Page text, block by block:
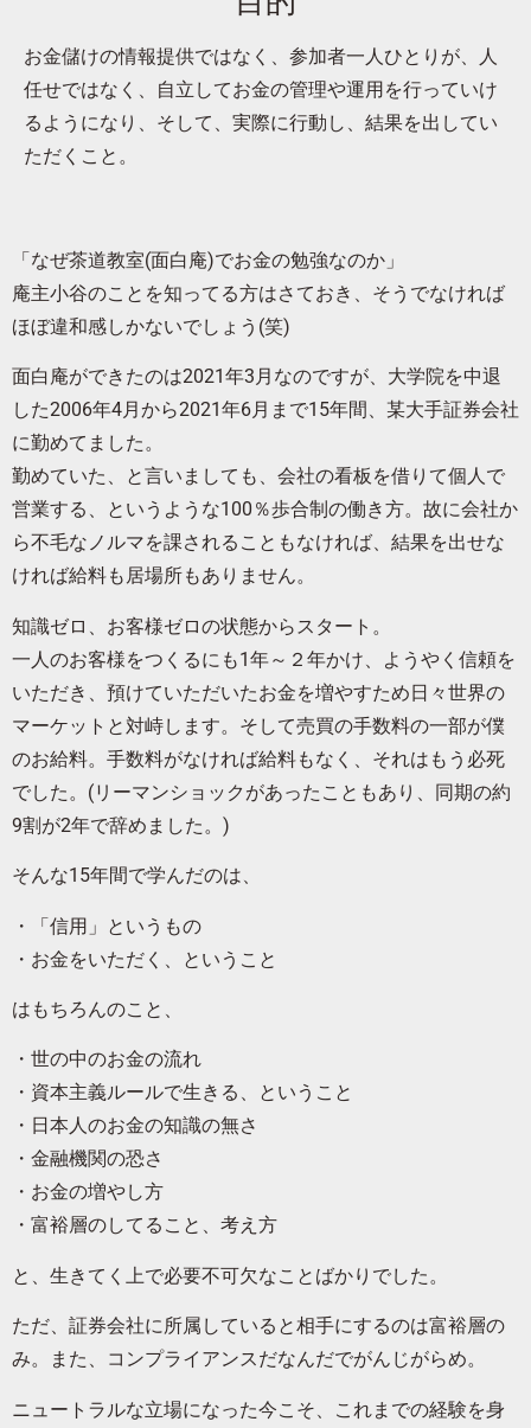
お金儲けの情報提供ではなく、参加者一人ひとりが、人
任せではなく、自立してお金の管理や運用を行っていけ
るようになり、そして、実際に行動し、結果を出してい
ただくこと。
「なぜ茶道教室(面白庵)でお金の勉強なのか」
庵主小谷のことを知ってる方はさておき、そうでなければ
ほぼ違和感しかないでしょう(笑)
面白庵ができたのは2021年3月なのですが、大学院を中退
した2006年4月から2021年6月まで15年間、某大手証券会社
に勤めてました。
勤めていた、と言いましても、会社の看板を借りて個人で
営業する、というような100％歩合制の働き方。故に会社か
ら不毛なノルマを課されることもなければ、結果を出せな
ければ給料も居場所もありません。
知識ゼロ、お客様ゼロの状態からスタート。
一人のお客様をつくるにも1年～２年かけ、ようやく信頼を
いただき、預けていただいたお金を増やすため日々世界の
マーケットと対峙します。そして売買の手数料の一部が僕
のお給料。手数料がなければ給料もなく、それはもう必死
でした。(リーマンショックがあったこともあり、同期の約
9割が2年で辞めました。)
そんな15年間で学んだのは、
・「信用」というもの
・お金をいただく、ということ
はもちろんのこと、
・世の中のお金の流れ
・資本主義ルールで生きる、ということ
・日本人のお金の知識の無さ
・金融機関の恐さ
・お金の増やし方
・富裕層のしてること、考え方
と、生きてく上で必要不可欠なことばかりでした。
ただ、証券会社に所属していると相手にするのは富裕層の
み。また、コンプライアンスだなんだでがんじがらめ。
ニュートラルな立場になった今こそ、これまでの経験を身